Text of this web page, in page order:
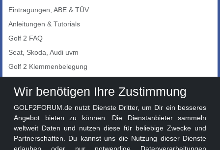
Eintragungen, ABE & TÜV
Anleitungen & Tutorials
Golf 2 FAQ
Seat, Skoda, Audi uvm
Golf 2 Klemmenbelegung
Auto-Showroom
Golf 2 Lackcodes
Sonderversionen
Sonstige Marken
Wir benötigen Ihre Zustimmung
GOLF2FORUM.de nutzt Dienste Dritter, um Dir ein besseres
Angebot bieten zu können. Die Dienstanbieter sammeln
weltweit Daten und nutzen diese für beliebige Zwecke und
Partnerschaften. Du kannst uns die Nutzung dieser Dienste